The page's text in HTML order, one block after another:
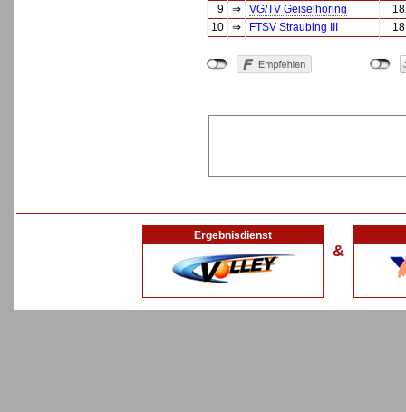
9
⇒ VG/TV Geiselhöring
18
10
⇒ FTSV Straubing III 18
Ergebnisdienst
&